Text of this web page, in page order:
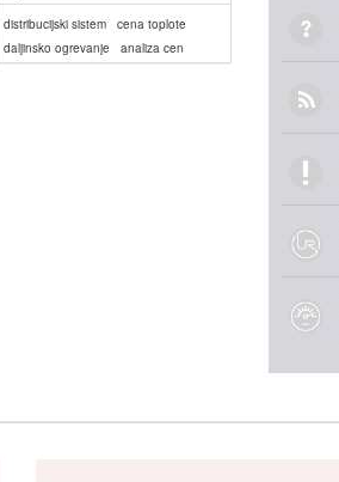
distribucijski sistem
cena toplote
daljinsko ogrevanje
analiza cen